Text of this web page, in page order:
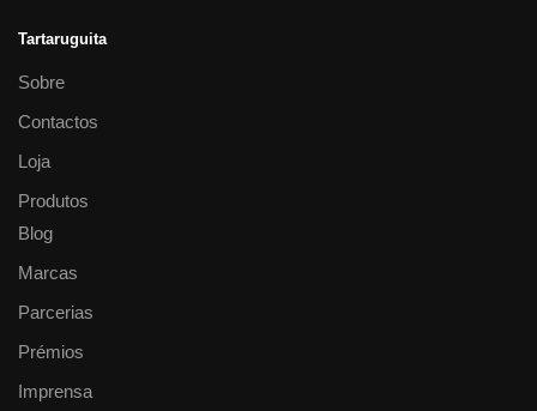
Tartaruguita
Sobre
Contactos
Loja
Produtos
Blog
Marcas
Parcerias
Prémios
Imprensa